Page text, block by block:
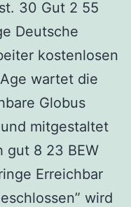
30 Gut 2 55
Deutsche
kostenlosen
wartet die
Globus
mitgestaltet
gut 8 23 BEW
Erreichbar
wird